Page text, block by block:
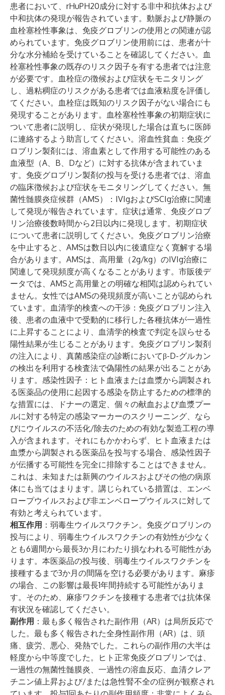
患者において、rHuPH20成分に対する非中和抗体および
中和抗体の発現が報告されています。 動脈および静脈の
血栓塞栓性事象は、免疫グロブリンの使用との関連が認
められています。免疫グロブリン使用前には、患者が十
分な水分補給を受けていることを確認してください。血
栓塞栓性事象の既存のリスク因子を有する患者では注意
が必要です。血栓症の徴候および症状をモニタリング
し、過粘稠症のリスクがある患者では血液粘度を評価し
てください。血栓症は既知のリスク因子がない場合にも
発現することがあります。血栓塞栓性事象の初期症状に
ついて患者に説明し、症状が発現した場合は直ちに医師
に連絡するよう助言してください。 溶血性貧血 ：免疫グ
ロブリン製剤には、溶血素として作用する可能性のある
血液型（A、B、Dなど）に対する抗体が含まれていま
す。免疫グロブリン製剤の投与を受ける患者では、溶血
の臨床徴候および症状をモニタリングしてください。 無
菌性髄膜炎症候群（AMS）
：IVIgおよびSCIg治療に関連
して発現が報告されています。症状は通常、免疫グロブ
リン治療後数時間から2日以内に発現します。初期症状
について患者に説明してください。免疫グロブリン治療
を中止すると、AMSは数日以内に後遺症なく寛解する場
合があります。AMSは、高用量（2g/kg）のIVIg治療に
関連して発現頻度が高くなることがあります。市販後デ
ータでは、AMSと高用量との明確な相関は認められてい
ません。女性ではAMSの発現頻度が高いことが認められ
ています。 血清学的検査への干渉 ：免疫グロブリン注入
後、患者の血液中で受動的に移行した各種抗体が一過性
に上昇することにより、血清学的検査で判定を誤らせる
陽性結果が生じることがあります。免疫グロブリン製剤
の注入により、真菌感染症の診断においてβ-D-グルカン
の検出を利用する検査法で偽陽性の結果が出ることがあ
ります。 感染性因子 ：ヒト血液または血漿から調製され
る医薬品の使用に起因する感染を防止するための標準的
な措置には、ドナーの選定、個々の献血および血漿プー
ルに対する特定の感染マーカーのスクリーニング、なら
びにウイルスの不活化/除去のための有効な製造工程の導
入が含まれます。それにもかかわらず、ヒト血液または
血漿から調製される医薬品を投与する場合、感染性因子
が伝播する可能性を完全に排除することはできません。
これは、未知または新興のウイルスおよびその他の病原
体にも当てはまります。講じられている措置は、エンベ
ロープウイルスおよび非エンベロープウイルスに対して
有効と考えられています。
相互作用 ：弱毒生ウイルスワクチン。免疫グロブリンの
投与により、弱毒生ウイルスワクチンの有効性が少なく
とも6週間から最長3か月にわたり損なわれる可能性があ
ります。本医薬品の投与後、弱毒生ウイルスワクチンを
接種するまで3か月の間隔を空ける必要があります。麻疹
の場合、この影響は最長1年間持続する可能性がありま
す。そのため、麻疹ワクチンを接種する患者では抗体保
有状況を確認してください。
副作用 ：最も多く報告された副作用（AR）は局所反応で
した。最も多く報告された全身性副作用（AR）は、頭
痛、疲労、悪心、発熱でした。これらの副作用の大半は
軽度から中等度でした。ヒト正常免疫グロブリンでは、
一過性の無菌性髄膜炎、一過性の溶血反応、血清クレア
チニン値上昇および/または急性腎不全の症例が観察され